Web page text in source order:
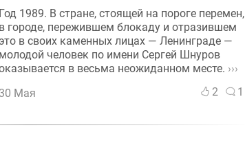
Год 1989. В стране, стоящей на пороге перемен,
в городе, пережившем блокаду и отразившем
это в своих каменных лицах — Ленинграде —
молодой человек по имени Сергей Шнуров
в весьма неожиданном месте. ›››
30 Мая
2 1